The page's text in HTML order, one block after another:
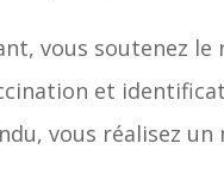
vous soutenez
et
vous réalisez un